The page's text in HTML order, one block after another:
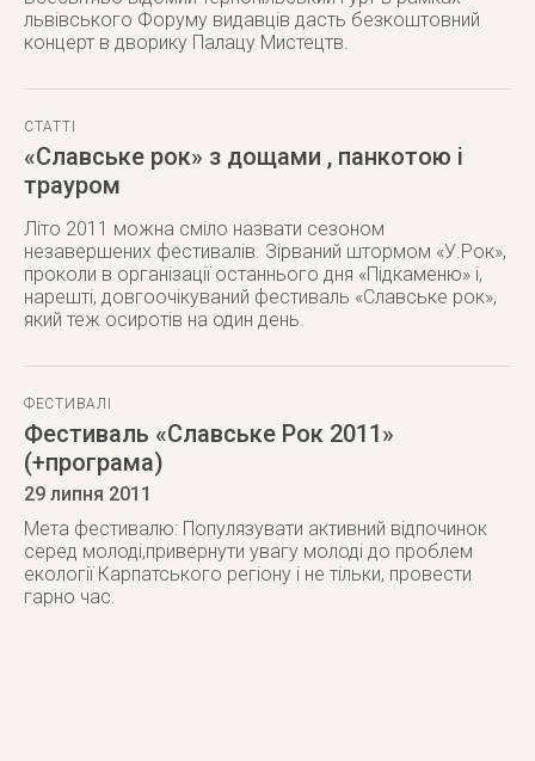
львівського Форуму видавців дасть безкоштовний
концерт в дворику Палацу Мистецтв.
СТАТТІ
«Славське рок» з дощами , панкотою і
трауром
Літо 2011 можна сміло назвати сезоном
незавершених фестивалів. Зірваний штормом «У.Рок»,
проколи в організації останнього дня «Підкаменю» і,
нарешті, довгоочікуваний фестиваль «Славське рок»,
який теж осиротів на один день.
ФЕСТИВАЛІ
Фестиваль «Славське Рок 2011»
(+програма)
29 липня 2011
Мета фестивалю: Популязувати активний відпочинок
серед молоді,привернути увагу молоді до проблем
екології Карпатського регіону і не тільки, провести
гарно час.